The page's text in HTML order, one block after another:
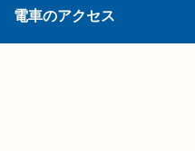
電車のアクセス